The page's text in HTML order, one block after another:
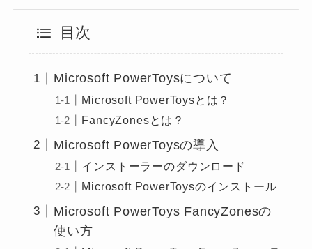
目次
Microsoft PowerToysについて
Microsoft PowerToysとは？
FancyZonesとは？
Microsoft PowerToysの導入
インストーラーのダウンロード
Microsoft PowerToysのインストール
Microsoft PowerToys FancyZonesの
使い方